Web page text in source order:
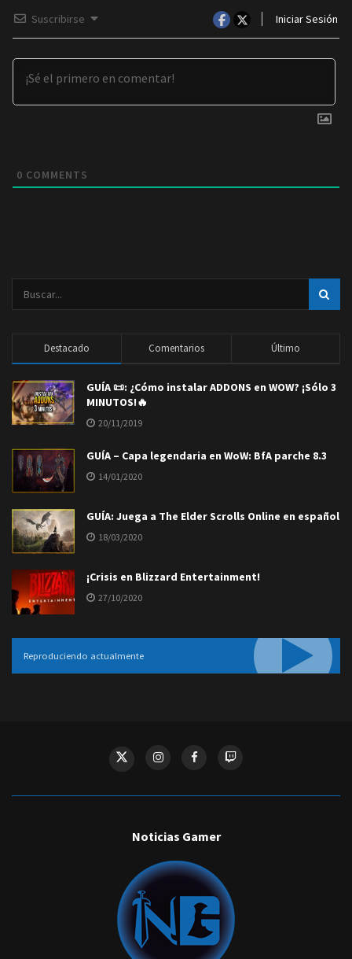
Suscribirse Iniciar Sesión
0 COMMENTS
Destacado Comentarios Último
GUÍA 📜: ¿Cómo instalar ADDONS en WOW? ¡Sólo 3
MINUTOS!🔥
20/11/2019
GUÍA – Capa legendaria en WoW: BfA parche 8.3
14/01/2020
GUÍA: Juega a The Elder Scrolls Online en español
18/03/2020
¡Crisis en Blizzard Entertainment!
27/10/2020
Reproduciendo actualmente
Noticias Gamer